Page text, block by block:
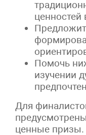
Помочь
изучении
Для
ценные призы.